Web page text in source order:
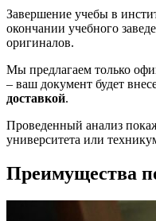
Завершение учебы в
окончании учебного
оригиналов.
Мы предлагаем только
– ваш документ будет
доставкой.
Проведенный анализ
университета или
Преимущества